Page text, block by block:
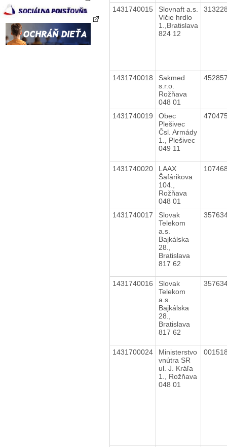
1431740015
Slovnaft a.s.
Vlčie hrdlo
1.,Bratislava
824 12
1431740018
Sakmed
s.r.o.
Rožňava
048 01
1431740019
Obec
Plešivec
Čsl. Armády
1., Plešivec
049 11
1431740020
LAAX
Šafárikova
104.,
Rožňava
048 01
1431740017
Slovak
Telekom
a.s.
Bajkálska
28.,
Bratislava
817 62
1431740016
Slovak
Telekom
a.s.
Bajkálska
28.,
Bratislava
817 62
1431700024
Ministerstvo
vnútra SR
ul. J. Kráľa
1., Rožňava
048 01